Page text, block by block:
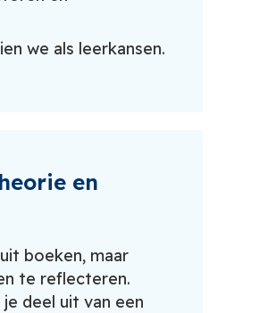
we als leerkansen.
en
boeken, maar
te reflecteren.
deel uit van een